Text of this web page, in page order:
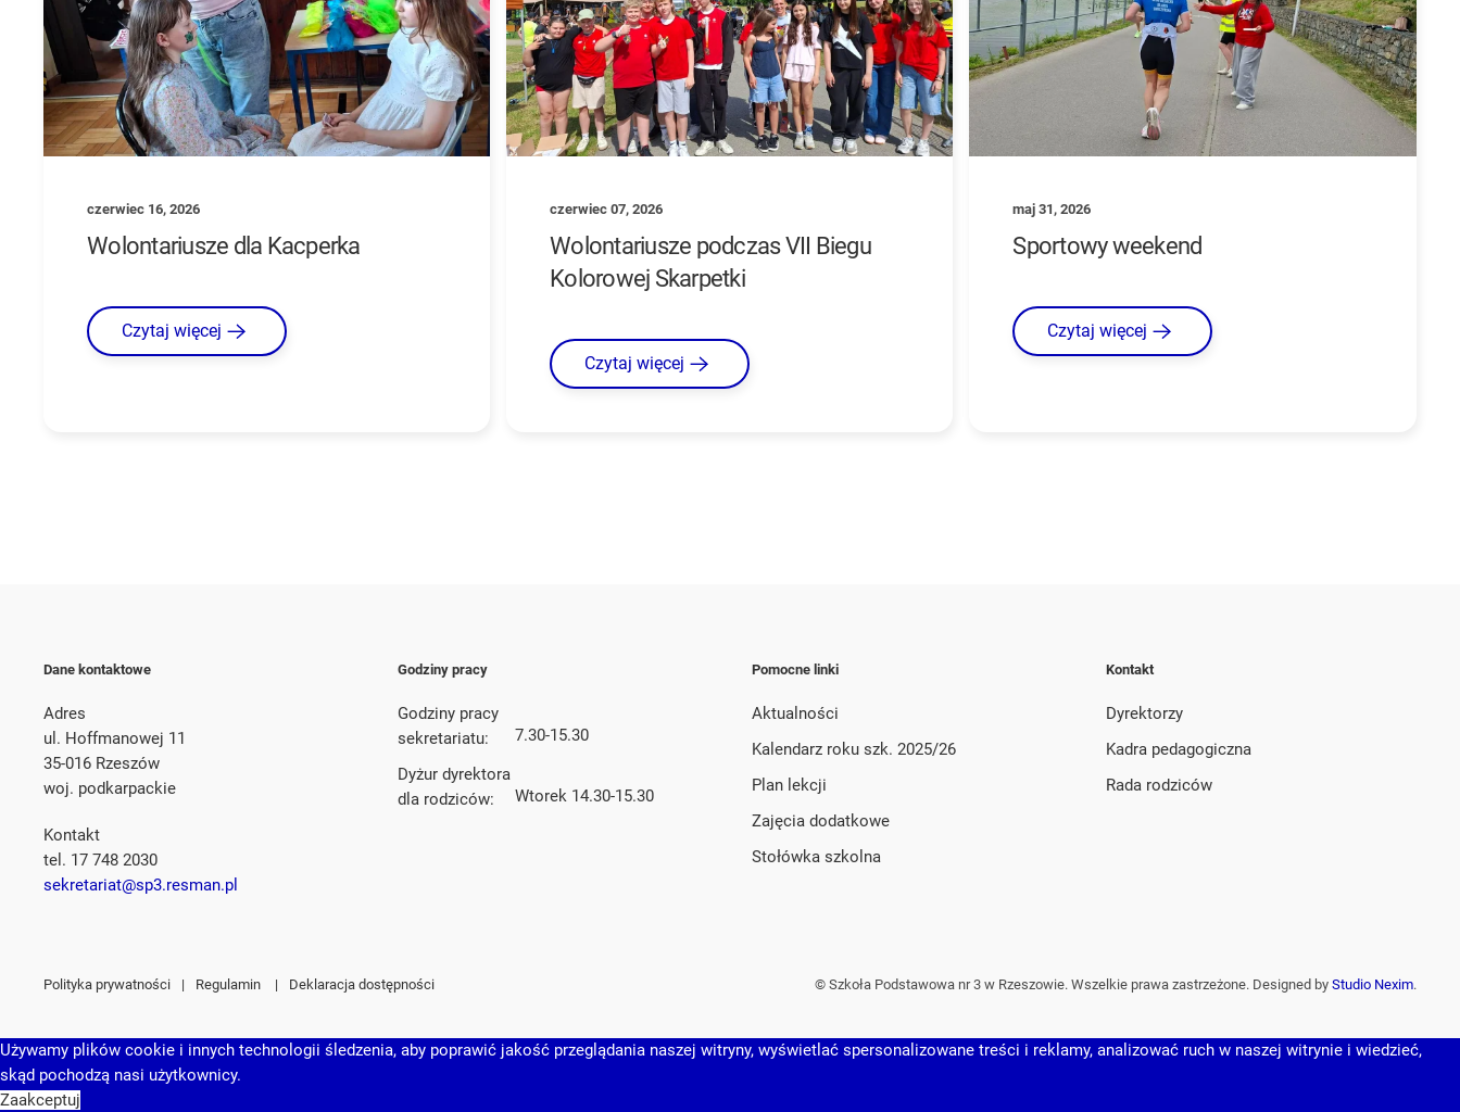
czerwiec 16, 2026
Wolontariusze dla Kacperka
Czytaj więcej
czerwiec 07, 2026
Wolontariusze podczas VII Biegu
Kolorowej Skarpetki
Czytaj więcej
maj 31, 2026
Sportowy weekend
Czytaj więcej
Dane kontaktowe
Adres
ul. Hoffmanowej 11
35-016 Rzeszów
woj. podkarpackie
Kontakt
tel. 17 748 2030
sekretariat@sp3.resman.pl
Godziny pracy
Godziny pracy
sekretariatu:
7.30-15.30
Dyżur dyrektora
dla rodziców:
Wtorek 14.30-15.30
Pomocne linki
Aktualności
Kalendarz roku szk. 2025/26
Plan lekcji
Zajęcia dodatkowe
Stołówka szkolna
Kontakt
Dyrektorzy
Kadra pedagogiczna
Rada rodziców
Polityka prywatności | Regulamin | Deklaracja dostępności © Szkoła Podstawowa nr 3 w Rzeszowie. Wszelkie prawa zastrzeżone. Designed by Studio Nexim.
Używamy plików cookie i innych technologii śledzenia, aby poprawić jakość przeglądania naszej witryny, wyświetlać spersonalizowane treści i reklamy, analizować ruch w naszej witrynie i wiedzieć,
skąd pochodzą nasi użytkownicy.
Zaakceptuj